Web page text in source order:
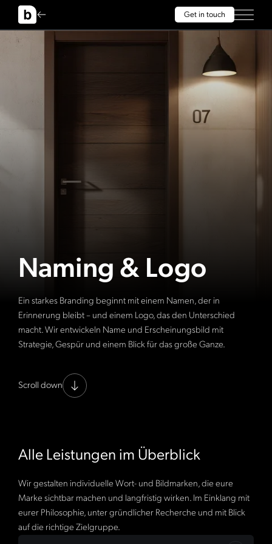
Get in touch
Naming & Logo
Ein starkes Branding beginnt mit einem Namen, der in
Erinnerung bleibt – und einem Logo, das den Unterschied
macht. Wir entwickeln Name und Erscheinungsbild mit
Strategie, Gespür und einem Blick für das große Ganze.
Scroll down
Alle Leistungen im Überblick
Wir gestalten individuelle Wort- und Bildmarken, die eure
Marke sichtbar machen und langfristig wirken. Im Einklang mit
eurer Philosophie, unter gründlicher Recherche und mit Blick
auf die richtige Zielgruppe.